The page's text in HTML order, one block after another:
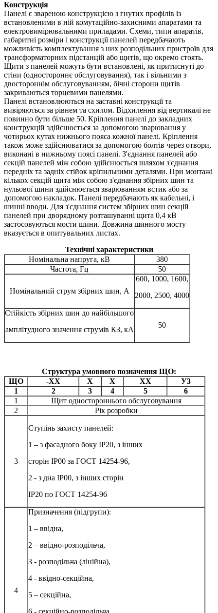
Конструкція
Панелі є звареною конструкцією з гнутих профілів із
встановленими в ній комутаційно-захисними апаратами та
електровимірювальними приладами. Схеми, типи апаратів,
габаритні розміри і конструкції панелей передбачають
можливість комплектування з них розподільних пристроїв для
трансформаторних підстанцій або щитів, що окремо стоять.
Щити з панелей можуть бути встановлені, як притиснуті до
стіни (одностороннє обслуговування), так і вільними з
двостороннім обслуговуванням, бічні сторони щитів
закриваються торцевими панелями.
Панелі встановлюються на заставні конструкції та
вивіряються за рівнем та схилом. Відхилення від вертикалі не
повинно бути більше 50. Кріплення панелі до закладних
конструкцій здійснюється за допомогою зварювання у
чотирьох кутах нижнього пояса кожної панелі. Кріплення
також може здійснюватися за допомогою болтів через отвори,
виконані в нижньому поясі панелі. З'єднання панелей або
секцій панелей між собою здійснюється шляхом з'єднання
передніх та задніх стійок кріпильними деталями. При монтажі
кількох секцій щита між собою з'єднання збірних шин та
нульової шини здійснюється зварюванням встик або за
допомогою накладок. Панелі передбачають як кабельні, і
шинні вводи. Для з'єднання систем збірних шин секцій
панелей при дворядному розташуванні щита 0,4 кВ
застосовуються мости шини. Довжина шинного мосту
вказується в опитувальних листах.
Технічні характеристики
Номінальна напруга, кВ
380
Частота, Гц
50
Номінальний струм збірних шин, А
600, 1000, 1600,
2000, 2500, 4000
Стійкість збірних шин до найбільшого
амплітудного значення струмів КЗ, кА
50
Структура умовного позначення ЩО:
ЩО
-ХХ Х Х ХХ
У3
1
2 3 4 5
6
1
Щит одностороннього обслуговування
2
Рік розробки
3
Ступінь захисту панелей:
1 – з фасадного боку IP20, з інших
сторін IP00 за ГОСТ 14254-96,
2 - з дна IP00, з інших сторін
IP20 по ГОСТ 14254-96
4
Призначення (підгрупи):
1 – ввідна,
2 – ввідно-розподільча,
3 - розподільча (лінійна),
4 - ввідно-секційна,
5 – секційна,
6 - секційно-розподільча,